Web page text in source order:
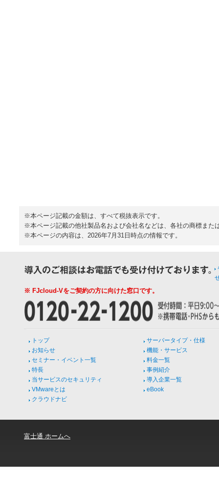
※本ページ記載の金額は、すべて税抜表示です。
※本ページ記載の他社製品名および会社名などは、各社の商標また
※本ページの内容は、2026年7月31日時点の情報です。
※ FJcloud-Vをご契約の方に向けた窓口です。
トップ
お知らせ
セミナー・イベント一覧
特長
当サービスのセキュリティ
VMwareとは
クラウドナビ
サーバータイプ・仕様
機能・サービス
料金一覧
事例紹介
導入企業一覧
eBook
富士通 ホームへ